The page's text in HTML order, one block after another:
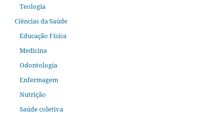
Teologia
Ciências da Saúde
Educação Física
Medicina
Odontologia
Enfermagem
Nutrição
Saúde coletiva